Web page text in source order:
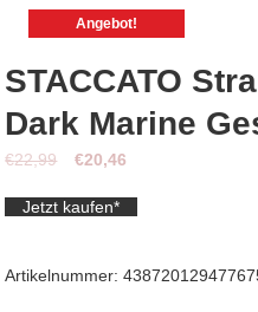
Angebot!
STACCATO
Dark Marine
€22,99
Ursprünglicher
war:
€20,46
ist:
Jetzt kaufen*
Artikelnummer: